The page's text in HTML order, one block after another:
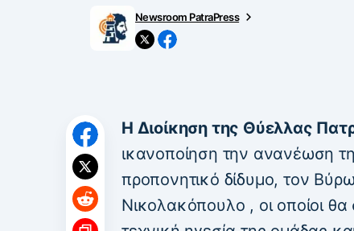
Newsroom PatraPress
Η Διοίκηση της Θύελλας
ικανοποίηση την ανανέωση
προπονητικό δίδυμο, τον
Νικολακόπουλο , οι οποίοι